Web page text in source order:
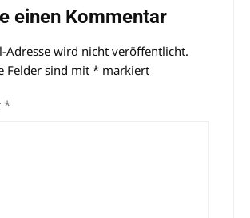
einen Kommentar
Adresse wird nicht veröffentlicht.
Felder sind mit* markiert
*